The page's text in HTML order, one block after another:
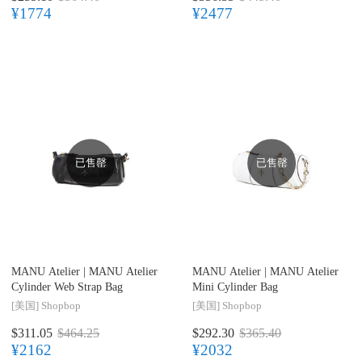
¥1774 ¥2477
已售罄
MANU Atelier | MANU Atelier
Cylinder Web Strap Bag
[美国] Shopbop
$311.05 $464.25
¥2162
已售罄
MANU Atelier | MANU Atelier
Mini Cylinder Bag
[美国] Shopbop
$292.30 $365.40
¥2032